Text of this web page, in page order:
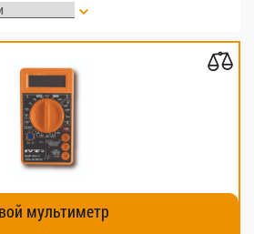
мультиметр